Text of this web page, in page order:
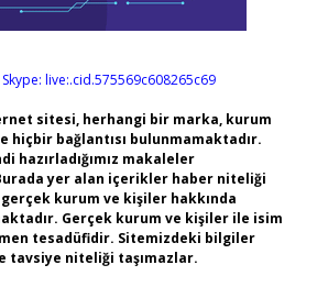
Skype: live:.cid.575569c608265c69
sitesi, herhangi bir marka, kurum
hiçbir bağlantısı bulunmamaktadır.
hazırladığımız makaleler
yer alan içerikler haber niteliği
kurum ve kişiler hakkında
Gerçek kurum ve kişiler ile isim
tesadüfidir. Sitemizdeki bilgiler
tavsiye niteliği taşımazlar.